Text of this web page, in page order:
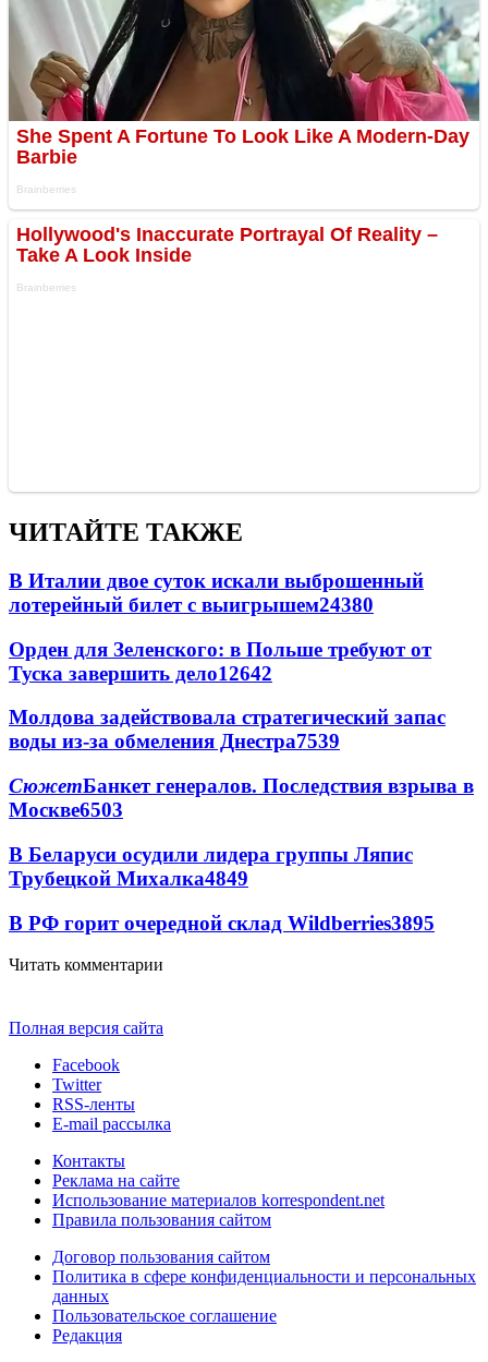
ЧИТАЙТЕ ТАКЖЕ
В Италии двое суток искали выброшенный
лотерейный билет с выигрышем24380
Орден для Зеленского: в Польше требуют от
Туска завершить дело12642
Молдова задействовала стратегический запас
воды из-за обмеления Днестра7539
СюжетБанкет генералов. Последствия взрыва в
Москве6503
В Беларуси осудили лидера группы Ляпис
Трубецкой Михалка4849
В РФ горит очередной склад Wildberries3895
Читать комментарии
Полная версия сайта
Facebook
Twitter
RSS-ленты
E-mail рассылка
Контакты
Реклама на сайте
Использование материалов korrespondent.net
Правила пользования сайтом
Договор пользования сайтом
Политика в сфере конфиденциальности и персональных
данных
Пользовательское соглашение
Редакция